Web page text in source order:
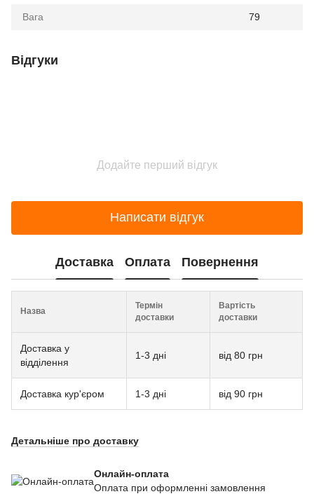
Вага 79
Відгуки
Додайте перший відгук
Написати відгук
Доставка Оплата Повернення
Назва
Термін
доставки
Вартість
доставки
Доставка у
відділення
1-3 дні від 80 грн
Доставка кур'єром 1-3 дні від 90 грн
Детальніше про доставку
Онлайн-оплата
Оплата при оформленні замовлення